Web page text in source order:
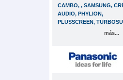
CAMBO, , SAMSUNG,
AUDIO, PHYLION,
PLUSSCREEN,
más...